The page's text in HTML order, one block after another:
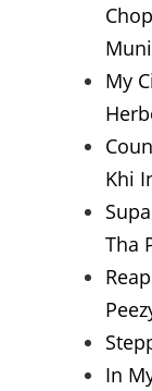
My
Khi
Tha
In